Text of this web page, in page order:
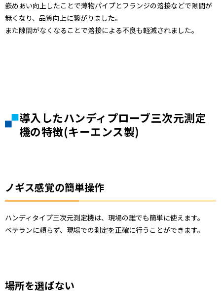
嵌めあい向上したことで薄物パイプとフランジの溶接などで隙間が
無くなり、品質向上に繋がりました。
また隙間がなくなることで溶接による不良も軽減されました。
導入したハンディプローブ三次元測定
機の特徴(キーエンス製)
ノギス感覚の簡単操作
ハンディタイプ三次元測定機は、現場の誰でも簡単に使えます。
ベテランに頼らず、現場での測定を正確に行うことができます。
場所を選ばない